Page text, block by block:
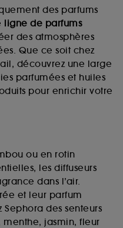
des parfums
ligne de parfums
des atmosphères
Que ce soit chez
découvrez une large
parfumées et huiles
pour enrichir votre
ou en rotin
les diffuseurs
dans l’air.
et leur parfum
Sephora des senteurs
jasmin, fleur